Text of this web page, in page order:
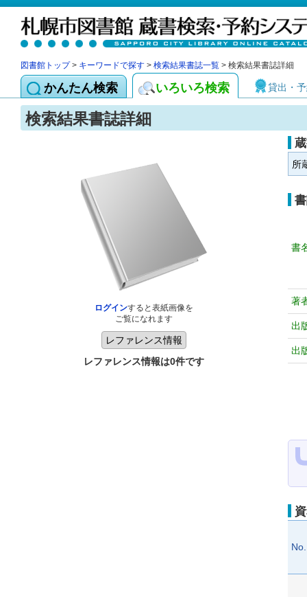
図書館トップ> キーワードで探す > 検索結果書誌一覧 > 検索結果書誌詳細
かんたん検索 いろいろ検索 貸出・
検索結果書誌詳細
ログインすると表紙画像を
ご覧になれます
レファレンス情報は0件です
所
書
著
出
出
No.